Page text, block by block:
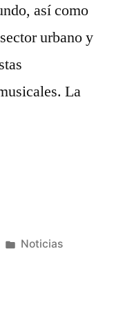
así como
urbano y
La
Publicada
Noticias